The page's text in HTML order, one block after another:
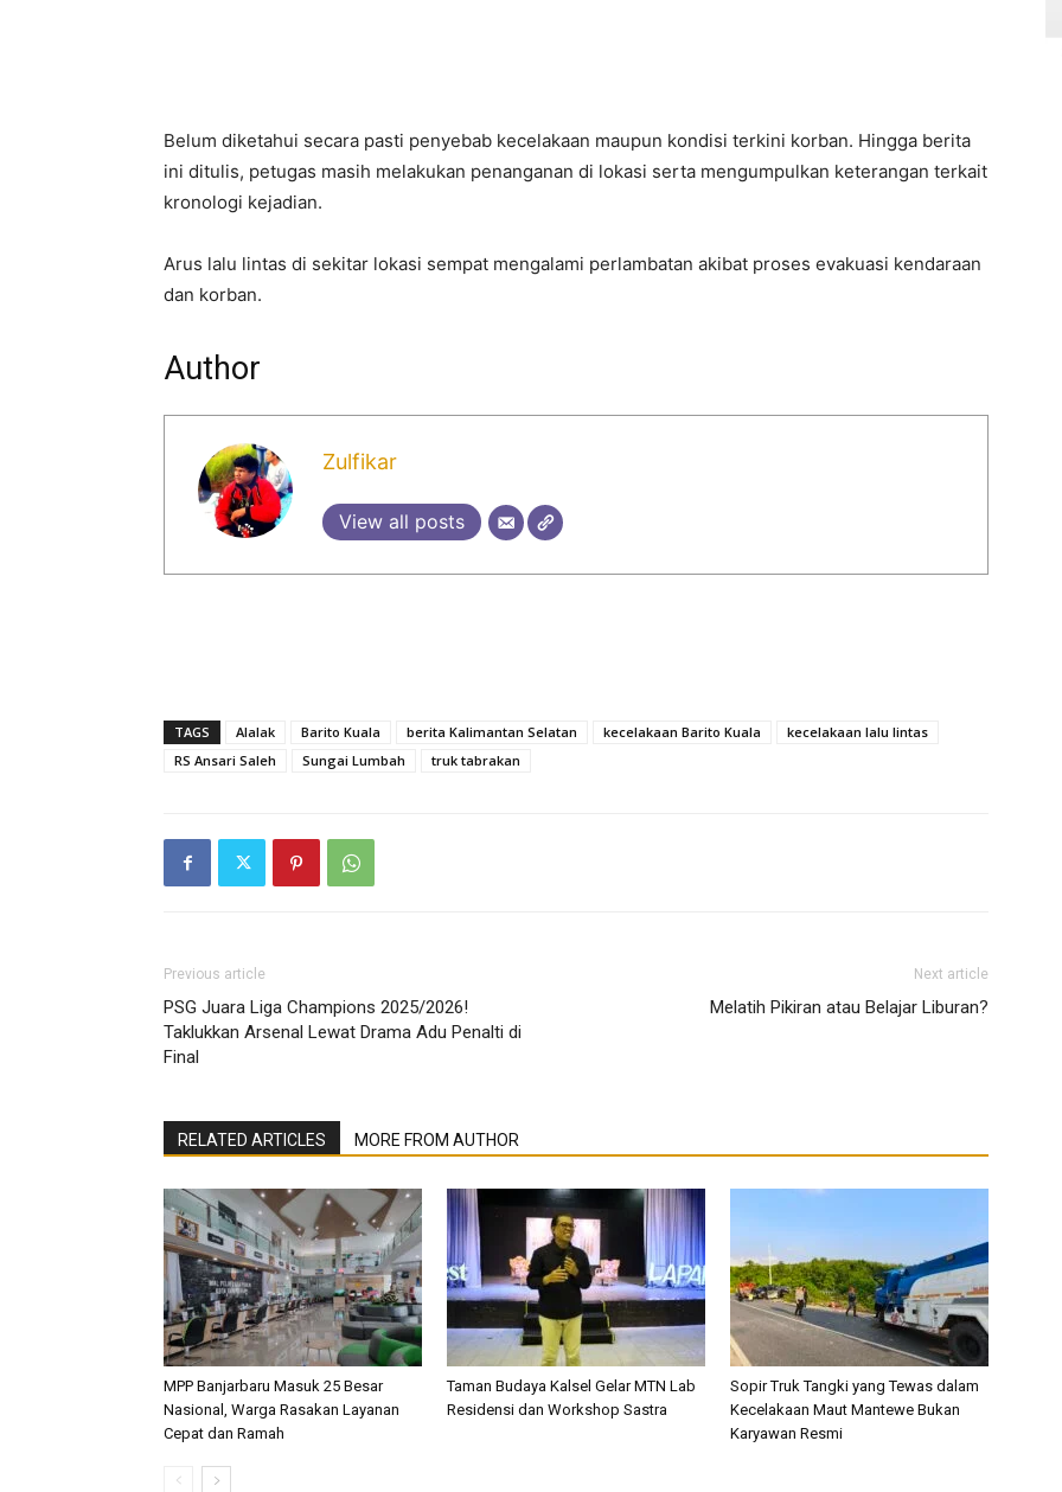
Belum diketahui secara pasti penyebab kecelakaan maupun kondisi terkini korban. Hingga berita
ini ditulis, petugas masih melakukan penanganan di lokasi serta mengumpulkan keterangan terkait
kronologi kejadian.
Arus lalu lintas di sekitar lokasi sempat mengalami perlambatan akibat proses evakuasi kendaraan
dan korban.
Author
Zulfikar
View all posts
TAGS Alalak Barito Kuala berita Kalimantan Selatan kecelakaan Barito Kuala
kecelakaan lalu lintas
RS Ansari Saleh
Sungai Lumbah truk tabrakan
Previous article
PSG Juara Liga Champions 2025/2026!
Taklukkan Arsenal Lewat Drama Adu Penalti di
Final
Next article
Melatih Pikiran atau Belajar Liburan?
RELATED ARTICLES MORE FROM AUTHOR
MPP Banjarbaru Masuk 25 Besar
Nasional, Warga Rasakan Layanan
Cepat dan Ramah
Taman Budaya Kalsel Gelar MTN Lab
Residensi dan Workshop Sastra
Sopir Truk Tangki yang Tewas dalam
Kecelakaan Maut Mantewe Bukan
Karyawan Resmi